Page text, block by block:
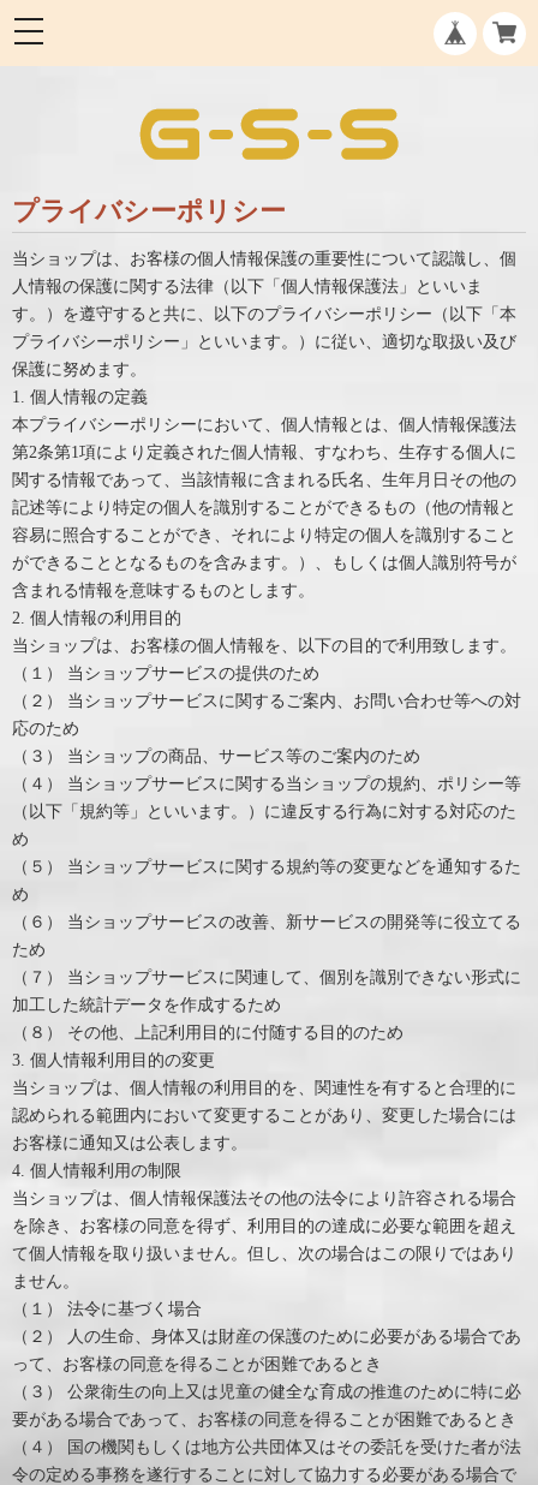
プライバシーポリシー
当ショップは、お客様の個人情報保護の重要性について認識し、個
人情報の保護に関する法律（以下「個人情報保護法」といいま
す。）を遵守すると共に、以下のプライバシーポリシー（以下「本
プライバシーポリシー」といいます。）に従い、適切な取扱い及び
保護に努めます。
1. 個人情報の定義
本プライバシーポリシーにおいて、個人情報とは、個人情報保護法
第2条第1項により定義された個人情報、すなわち、生存する個人に
関する情報であって、当該情報に含まれる氏名、生年月日その他の
記述等により特定の個人を識別することができるもの（他の情報と
容易に照合することができ、それにより特定の個人を識別すること
ができることとなるものを含みます。）、もしくは個人識別符号が
含まれる情報を意味するものとします。
2. 個人情報の利用目的
当ショップは、お客様の個人情報を、以下の目的で利用致します。
（１） 当ショップサービスの提供のため
（２） 当ショップサービスに関するご案内、お問い合わせ等への対
応のため
（３） 当ショップの商品、サービス等のご案内のため
（４） 当ショップサービスに関する当ショップの規約、ポリシー等
（以下「規約等」といいます。）に違反する行為に対する対応のた
め
（５） 当ショップサービスに関する規約等の変更などを通知するた
め
（６） 当ショップサービスの改善、新サービスの開発等に役立てる
ため
（７） 当ショップサービスに関連して、個別を識別できない形式に
加工した統計データを作成するため
（８） その他、上記利用目的に付随する目的のため
3. 個人情報利用目的の変更
当ショップは、個人情報の利用目的を、関連性を有すると合理的に
認められる範囲内において変更することがあり、変更した場合には
お客様に通知又は公表します。
4. 個人情報利用の制限
当ショップは、個人情報保護法その他の法令により許容される場合
を除き、お客様の同意を得ず、利用目的の達成に必要な範囲を超え
て個人情報を取り扱いません。但し、次の場合はこの限りではあり
ません。
（１） 法令に基づく場合
（２） 人の生命、身体又は財産の保護のために必要がある場合であ
って、お客様の同意を得ることが困難であるとき
（３） 公衆衛生の向上又は児童の健全な育成の推進のために特に必
要がある場合であって、お客様の同意を得ることが困難であるとき
（４） 国の機関もしくは地方公共団体又はその委託を受けた者が法
令の定める事務を遂行することに対して協力する必要がある場合で